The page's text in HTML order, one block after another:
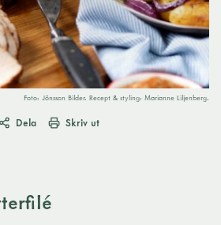
Foto: Jönsson Bilder. Recept & styling: Marianne Liljenberg.
Dela Skriv ut